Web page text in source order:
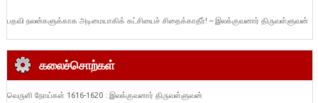
பதவி நலன்களுக்காக அடிமையாகிக் கட்சியைச் சிதைக்காதீர்! – இலக்குவனார் திருவள்ளுவன்
கலைச்சொற்கள்
வெருளி நோய்கள் 1616-1620 : இலக்குவனார் திருவள்ளுவன்